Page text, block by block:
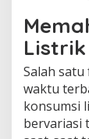
Listrik
Salah
waktu
konsumsi
bervariasi